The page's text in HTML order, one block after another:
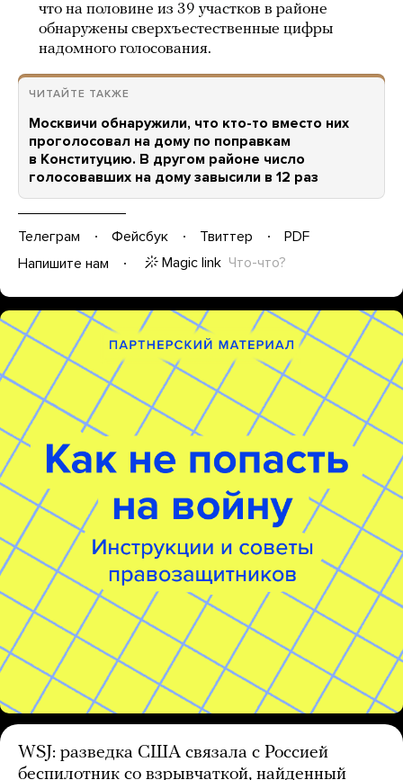
что на половине из 39 участков в районе
обнаружены сверхъестественные цифры
надомного голосования.
ЧИТАЙТЕ ТАКЖЕ
Москвичи обнаружили, что кто-то вместо них
проголосовал на дому по поправкам
в Конституцию. В другом районе число
голосовавших на дому завысили в 12 раз
Телеграм Фейсбук Твиттер
PDF
Напишите нам
Magic link Что-что?
WSJ: разведка США связала с Россией
беспилотник со взрывчаткой, найденный